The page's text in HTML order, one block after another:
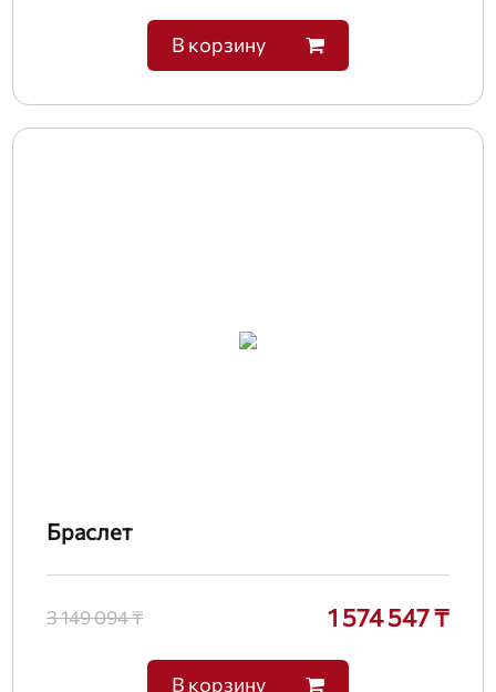
В корзину
Браслет
3 149 094 ₸ 1 574 547 ₸
В корзину